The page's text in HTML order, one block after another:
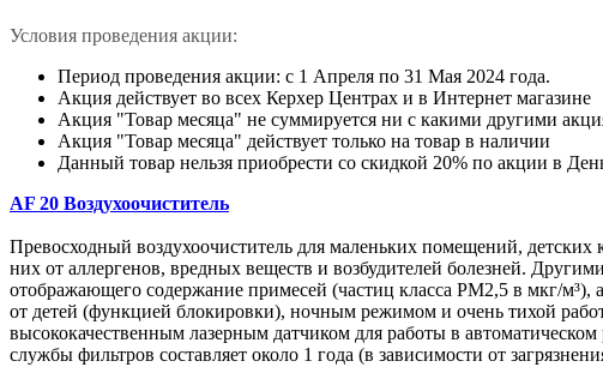
Условия проведения акции:
Период проведения акции: c 1 Апреля по 31 Мая 2024 года.
Акция действует во всех Керхер Центрах и в Интернет магазине
Акция "Товар месяца" не суммируется ни с какими другими
Акция "Товар месяца" действует только на товар в наличии
Данный товар нельзя приобрести со скидкой 20% по акции в
AF 20 Воздухоочиститель
Превосходный воздухоочиститель для маленьких помещений, детских
них от аллергенов, вредных веществ и возбудителей болезней.
отображающего содержание примесей (частиц класса PM2,5 в мкг/м³),
от детей (функцией блокировки), ночным режимом и очень тихой
высококачественным лазерным датчиком для работы в
службы фильтров составляет около 1 года (в зависимости от